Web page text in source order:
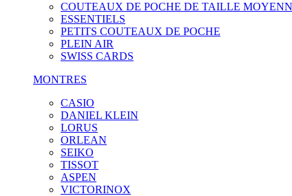
COUTEAUX DE POCHE DE TAILLE
ESSENTIELS
PETITS COUTEAUX DE POCHE
PLEIN AIR
SWISS CARDS
MONTRES
CASIO
DANIEL KLEIN
LORUS
ORLEAN
SEIKO
TISSOT
ASPEN
VICTORINOX